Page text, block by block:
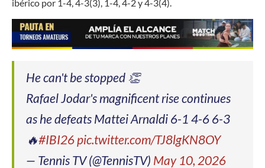
ibérico por 1-4, 4-3(3), 1-4, 4-2 y 4-3(4).
He can't be stopped 👏
Rafael Jodar's magnificent rise continues
as he defeats Mattei Arnaldi 6-1 4-6 6-3
🔥#IBI26 pic.twitter.com/TJ8lgKN8OY
— Tennis TV (@TennisTV) May 10, 2026